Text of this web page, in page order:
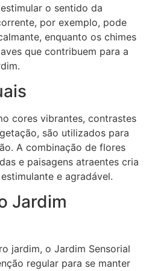
o sentido da
por exemplo, pode
enquanto os chimes
que contribuem para a
cores vibrantes, contrastes
são utilizados para
A combinação de flores
e paisagens atraentes cria
e agradável.
Jardim
jardim, o Jardim Sensorial
regular para se manter